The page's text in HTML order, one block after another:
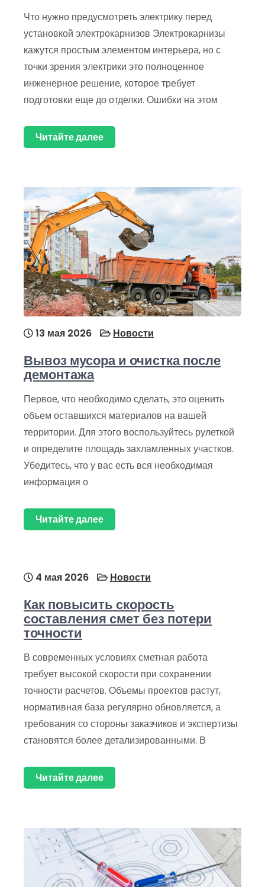
Что нужно предусмотреть электрику перед
установкой электрокарнизов Электрокарнизы
кажутся простым элементом интерьера, но с
точки зрения электрики это полноценное
инженерное решение, которое требует
подготовки еще до отделки. Ошибки на этом
Читайте далее
13 мая 2026 Новости
Вывоз мусора и очистка после
демонтажа
Первое, что необходимо сделать, это оценить
объем оставшихся материалов на вашей
территории. Для этого воспользуйтесь рулеткой
и определите площадь захламленных участков.
Убедитесь, что у вас есть вся необходимая
информация о
Читайте далее
4 мая 2026 Новости
Как повысить скорость
составления смет без потери
точности
В современных условиях сметная работа
требует высокой скорости при сохранении
точности расчетов. Объемы проектов растут,
нормативная база регулярно обновляется, а
требования со стороны заказчиков и экспертизы
становятся более детализированными. В
Читайте далее